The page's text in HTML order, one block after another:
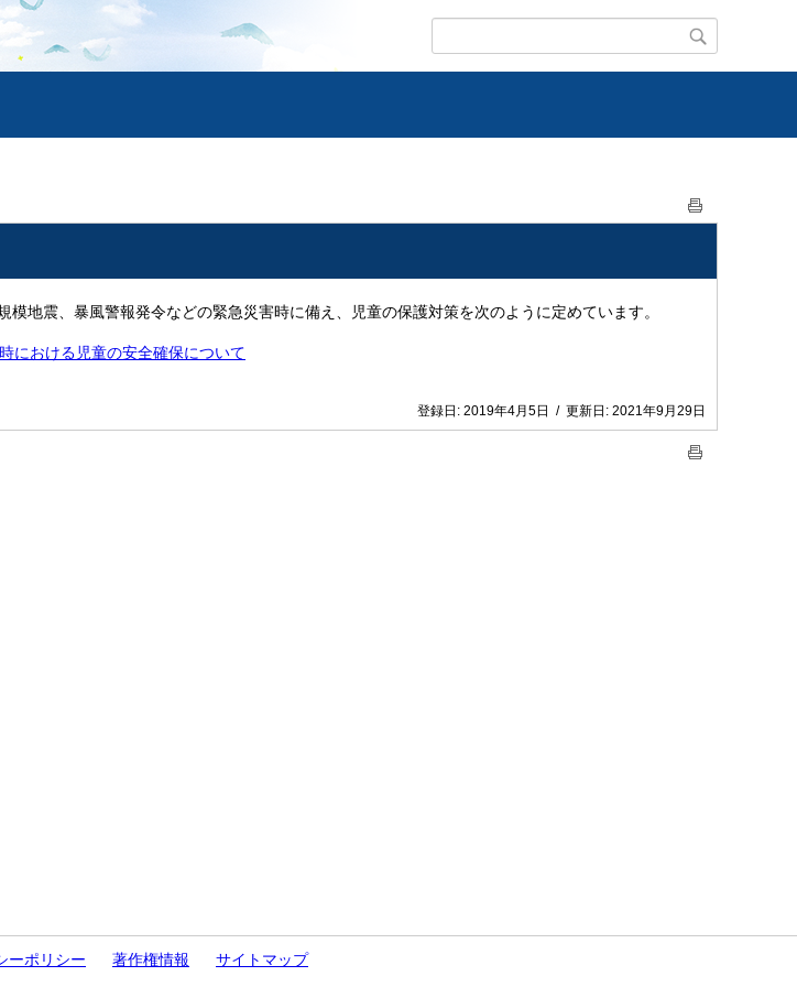
模地震、暴風警報発令などの緊急災害時に備え、児童の保護対策を次のように定めています。
における児童の安全確保について
登録日: 2019年4月5日 / 更新日: 2021年9月29日
ーポリシー 著作権情報 サイトマップ